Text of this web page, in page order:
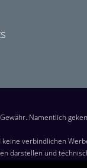
Namentlich
verbindlichen
darstellen und